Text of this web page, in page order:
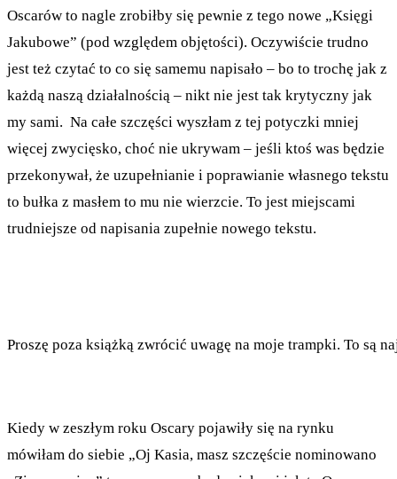
Oscarów to nagle zrobiłby się pewnie z tego nowe „Księgi
Jakubowe” (pod względem objętości). Oczywiście trudno
jest też czytać to co się samemu napisało – bo to trochę jak z
każdą naszą działalnością – nikt nie jest tak krytyczny jak
my sami. Na całe szczęści wyszłam z tej potyczki mniej
więcej zwycięsko, choć nie ukrywam – jeśli ktoś was będzie
przekonywał, że uzupełnianie i poprawianie własnego tekstu
to bułka z masłem to mu nie wierzcie. To jest miejscami
trudniejsze od napisania zupełnie nowego tekstu.
Proszę poza książką zwrócić uwagę na moje trampki. To są
Kiedy w zeszłym roku Oscary pojawiły się na rynku
mówiłam do siebie „Oj Kasia, masz szczęście nominowano